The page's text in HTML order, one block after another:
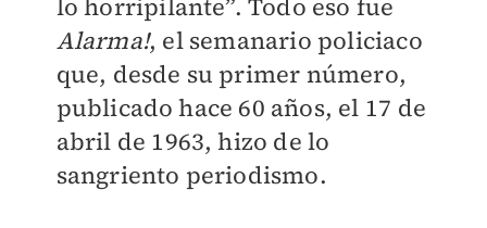
lo horripilante”. Todo eso fue
Alarma!, el semanario policiaco
que, desde su primer número,
publicado hace 60 años, el 17 de
abril de 1963, hizo de lo
sangriento periodismo.